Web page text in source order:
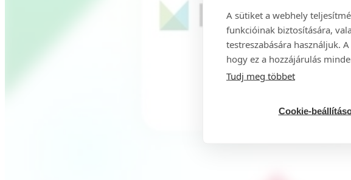
A sütiket a webhely
funkcióinak biztosítására,
testreszabására használjuk.
hogy ez a hozzájárulás
Tudj meg többet
Cookie-